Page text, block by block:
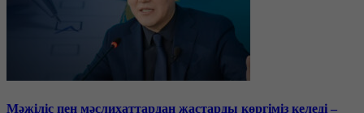
Мәжіліс пен мәслихаттардан жастарды көргіміз келеді –